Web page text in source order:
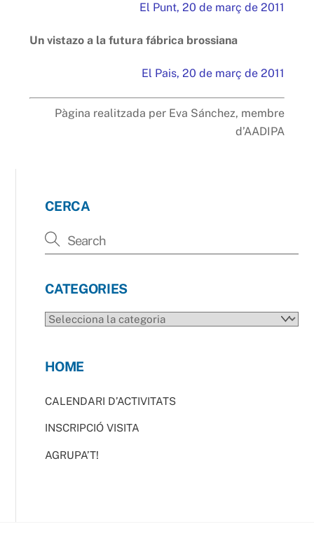
El Punt, 20 de març de 2011
Un vistazo a la futura fábrica brossiana
El Pais, 20 de març de 2011
Pàgina realitzada per Eva Sánchez, membre
d’AADIPA
CERCA
CATEGORIES
CATEGORIES
HOME
CALENDARI D’ACTIVITATS
INSCRIPCIÓ VISITA
AGRUPA’T!